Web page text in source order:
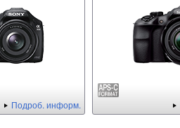
Подроб. информ.